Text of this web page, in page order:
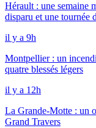
Hérault : une semaine
disparu et une tournée
il y a 9h
Montpellier : un
quatre blessés légers
il y a 12h
La Grande-Motte : un
Grand Travers